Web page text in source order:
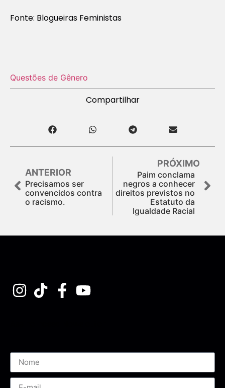
Fonte: Blogueiras Feministas
Questões de Gênero
Compartilhar
ANTERIOR
Precisamos ser
convencidos contra
o racismo.
PRÓXIMO
Paim conclama
negros a conhecer
direitos previstos no
Estatuto da
Igualdade Racial